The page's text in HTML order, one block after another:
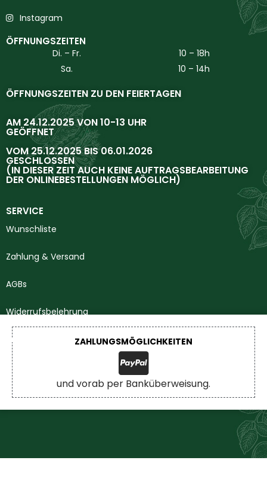
Instagram
ÖFFNUNGSZEITEN
Di. – Fr.
10 – 18h
Sa.
10 – 14h
ÖFFNUNGSZEITEN ZU DEN FEIERTAGEN
AM 24.12.2025 VON 10-13 UHR
GEÖFFNET
VOM 25.12.2025 BIS 06.01.2026
GESCHLOSSEN
(IN DIESER ZEIT AUCH KEINE AUFTRAGSBEARBEITUNG
DER ONLINEBESTELLUNGEN MÖGLICH)
SERVICE
Wunschliste
Zahlung & Versand
AGBs
Widerrufsbelehrung
Impressum
Datenschutzerklärung
ZAHLUNGSMÖGLICHKEITEN
und vorab per Banküberweisung.